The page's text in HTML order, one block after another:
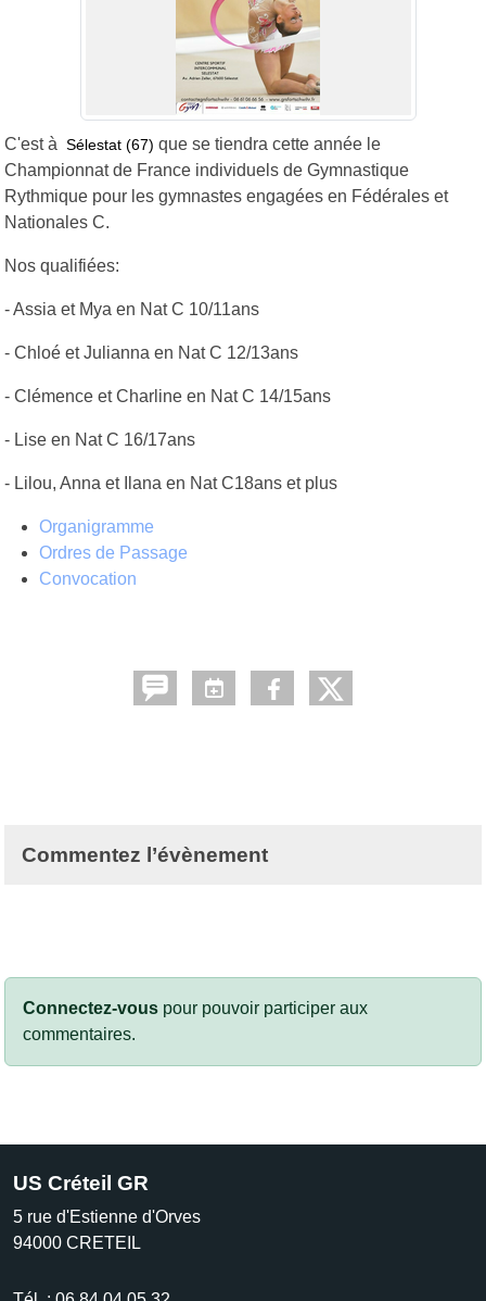
C'est à Sélestat (67) que se tiendra cette année le
Championnat de France individuels de Gymnastique
Rythmique pour les gymnastes engagées en Fédérales et
Nationales C.
Nos qualifiées:
- Assia et Mya en Nat C 10/11ans
- Chloé et Julianna en Nat C 12/13ans
- Clémence et Charline en Nat C 14/15ans
- Lise en Nat C 16/17ans
- Lilou, Anna et Ilana en Nat C18ans et plus
Organigramme
Ordres de Passage
Convocation
Commentez l’évènement
Connectez-vous pour pouvoir participer aux
commentaires.
US Créteil GR
5 rue d'Estienne d'Orves
94000 CRETEIL